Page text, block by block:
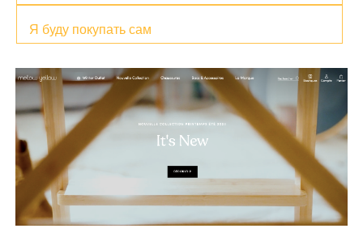
Я буду покупать сам